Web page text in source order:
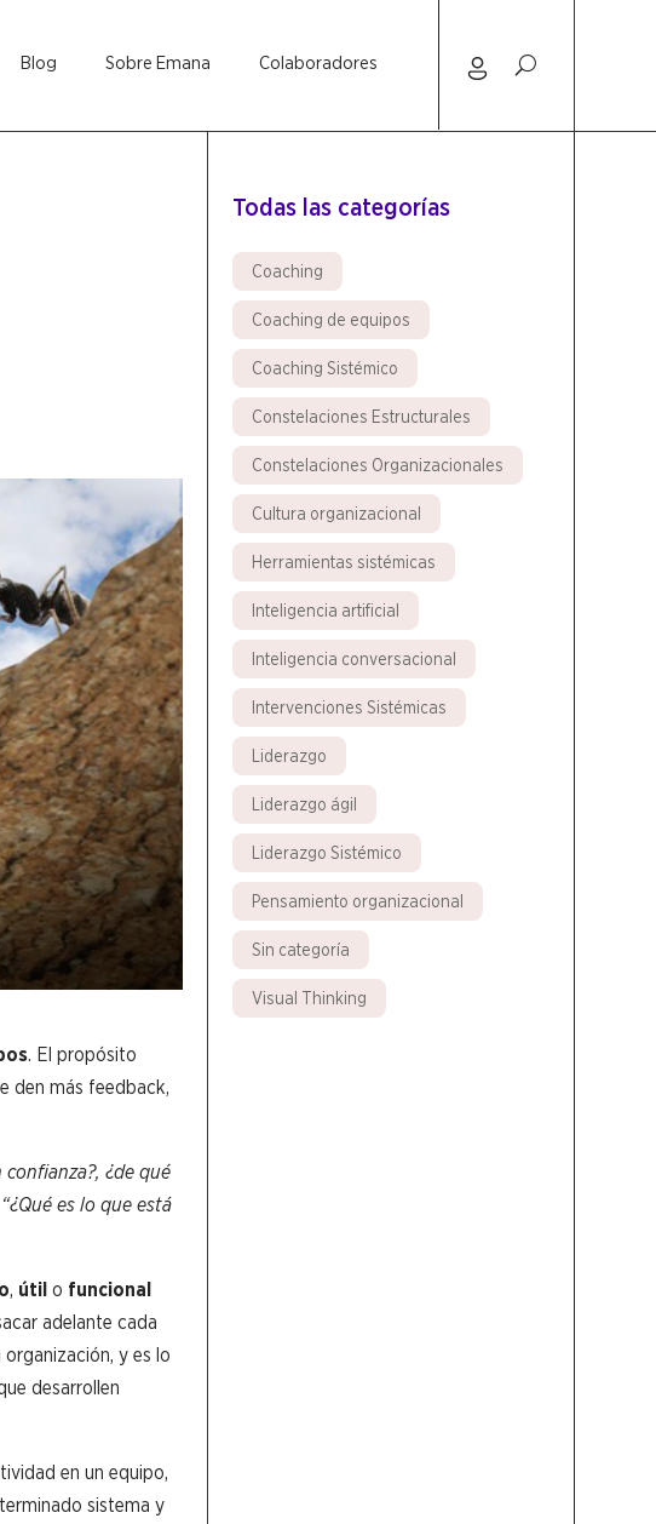
Blog Sobre Emana Colaboradores
. El propósito
den más feedback,
¿de qué
Qué es lo que está
, útilo funcional
adelante cada
y es lo
desarrollen
en un equipo,
sistema y
Todas las categorías
Coaching
Coaching de equipos
Coaching Sistémico
Constelaciones Estructurales
Constelaciones Organizacionales
Cultura organizacional
Herramientas sistémicas
Inteligencia artificial
Inteligencia conversacional
Intervenciones Sistémicas
Liderazgo
Liderazgo ágil
Liderazgo Sistémico
Pensamiento organizacional
Sin categoría
Visual Thinking